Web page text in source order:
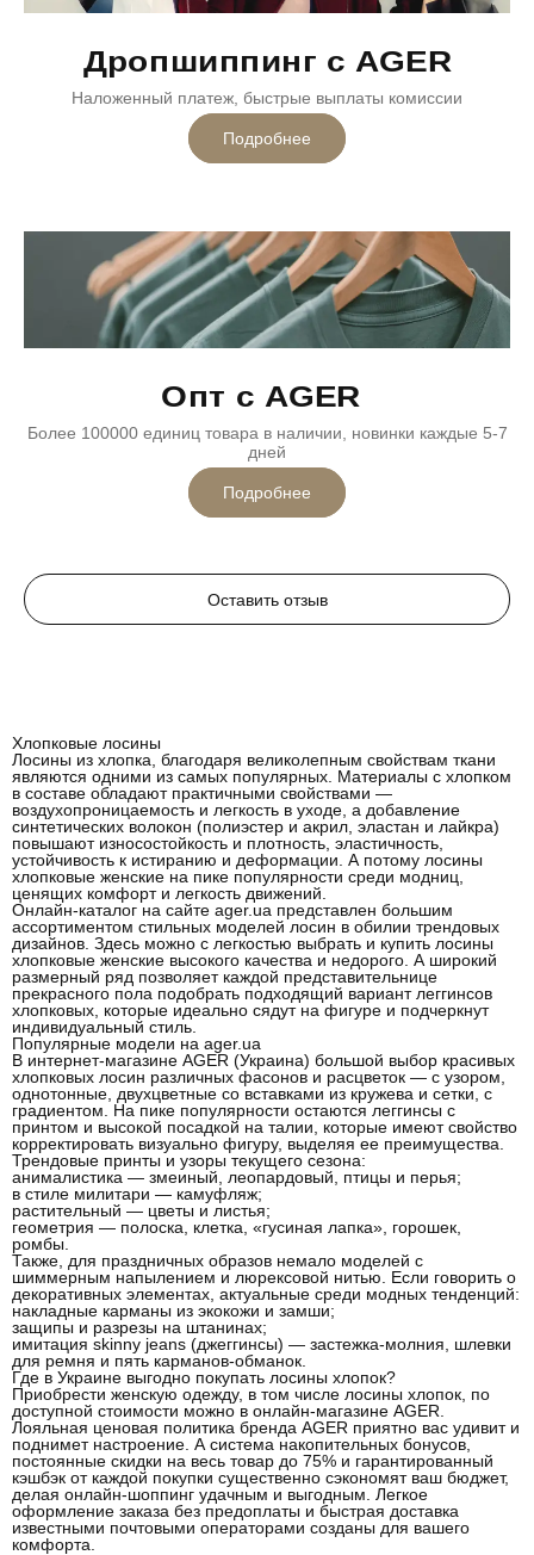
Дропшиппинг с AGER
Наложенный платеж, быстрые выплаты комиссии
Подробнее
Опт с AGER
Более 100000 единиц товара в наличии, новинки каждые 5-7
дней
Подробнее
Оставить отзыв
Хлопковые лосины
Лосины из хлопка, благодаря великолепным свойствам ткани
являются одними из самых популярных. Материалы с хлопком
в составе обладают практичными свойствами —
воздухопроницаемость и легкость в уходе, а добавление
синтетических волокон (полиэстер и акрил, эластан и лайкра)
повышают износостойкость и плотность, эластичность,
устойчивость к истиранию и деформации. А потому лосины
хлопковые женские на пике популярности среди модниц,
ценящих комфорт и легкость движений.
Онлайн-каталог на сайте ager.ua представлен большим
ассортиментом стильных моделей лосин в обилии трендовых
дизайнов. Здесь можно с легкостью выбрать и купить лосины
хлопковые женские высокого качества и недорого. А широкий
размерный ряд позволяет каждой представительнице
прекрасного пола подобрать подходящий вариант леггинсов
хлопковых, которые идеально сядут на фигуре и подчеркнут
индивидуальный стиль.
Популярные модели на ager.ua
В интернет-магазине AGER (Украина) большой выбор красивых
хлопковых лосин различных фасонов и расцветок — с узором,
однотонные, двухцветные со вставками из кружева и сетки, с
градиентом. На пике популярности остаются леггинсы с
принтом и высокой посадкой на талии , которые имеют свойство
корректировать визуально фигуру, выделяя ее преимущества.
Трендовые принты и узоры текущего сезона:
анималистика — змеиный, леопардовый, птицы и перья;
в стиле милитари — камуфляж;
растительный — цветы и листья;
геометрия — полоска, клетка, «гусиная лапка», горошек,
ромбы.
Также, для праздничных образов немало моделей с
шиммерным напылением и люрексовой нитью. Если говорить о
декоративных элементах, актуальные среди модных тенденций:
накладные карманы из экокожи и замши;
защипы и разрезы на штанинах;
имитация skinny jeans (джеггинсы) — застежка-молния, шлевки
для ремня и пять карманов-обманок.
Где в Украине выгодно покупать лосины хлопок?
Приобрести женскую одежду, в том числе лосины хлопок, по
доступной стоимости можно в онлайн-магазине AGER.
Лояльная ценовая политика бренда AGER приятно вас удивит и
поднимет настроение. А система накопительных бонусов,
постоянные скидки на весь товар до 75% и гарантированный
кэшбэк от каждой покупки существенно сэкономят ваш бюджет,
делая онлайн-шоппинг удачным и выгодным. Легкое
оформление заказа без предоплаты и быстрая доставка
известными почтовыми операторами созданы для вашего
комфорта.